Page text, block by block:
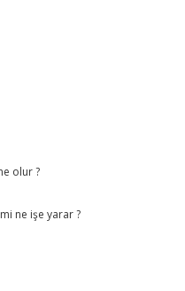
olur ?
ne işe yarar ?